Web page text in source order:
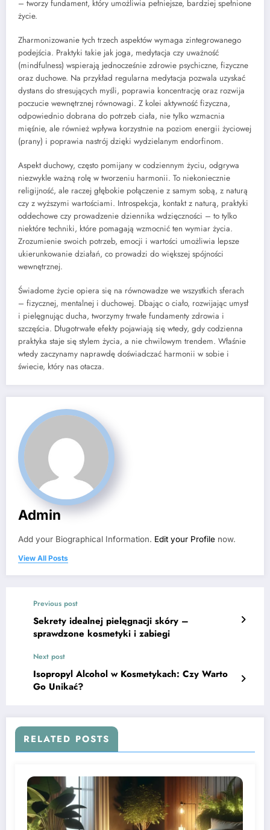
– tworzy fundament, który umożliwia pełniejsze, bardziej spełnione
życie.
Zharmonizowanie tych trzech aspektów wymaga zintegrowanego
podejścia. Praktyki takie jak joga, medytacja czy uważność
(mindfulness) wspierają jednocześnie zdrowie psychiczne, fizyczne
oraz duchowe. Na przykład regularna medytacja pozwala uzyskać
dystans do stresujących myśli, poprawia koncentrację oraz rozwija
poczucie wewnętrznej równowagi. Z kolei aktywność fizyczna,
odpowiednio dobrana do potrzeb ciała, nie tylko wzmacnia
mięśnie, ale również wpływa korzystnie na poziom energii życiowej
(prany) i poprawia nastrój dzięki wydzielanym endorfinom.
Aspekt duchowy, często pomijany w codziennym życiu, odgrywa
niezwykle ważną rolę w tworzeniu harmonii. To niekoniecznie
religijność, ale raczej głębokie połączenie z samym sobą, z naturą
czy z wyższymi wartościami. Introspekcja, kontakt z naturą, praktyki
oddechowe czy prowadzenie dziennika wdzięczności – to tylko
niektóre techniki, które pomagają wzmocnić ten wymiar życia.
Zrozumienie swoich potrzeb, emocji i wartości umożliwia lepsze
ukierunkowanie działań, co prowadzi do większej spójności
wewnętrznej.
Świadome życie opiera się na równowadze we wszystkich sferach
– fizycznej, mentalnej i duchowej. Dbając o ciało, rozwijając umysł
i pielęgnując ducha, tworzymy trwałe fundamenty zdrowia i
szczęścia. Długotrwałe efekty pojawiają się wtedy, gdy codzienna
praktyka staje się stylem życia, a nie chwilowym trendem. Właśnie
wtedy zaczynamy naprawdę doświadczać harmonii w sobie i
świecie, który nas otacza.
Admin
Add your Biographical Information. Edit your Profile now.
View All Posts
Previous post
Sekrety idealnej pielęgnacji skóry –
sprawdzone kosmetyki i zabiegi
Next post
Isopropyl Alcohol w Kosmetykach: Czy Warto
Go Unikać?
RELATED POSTS